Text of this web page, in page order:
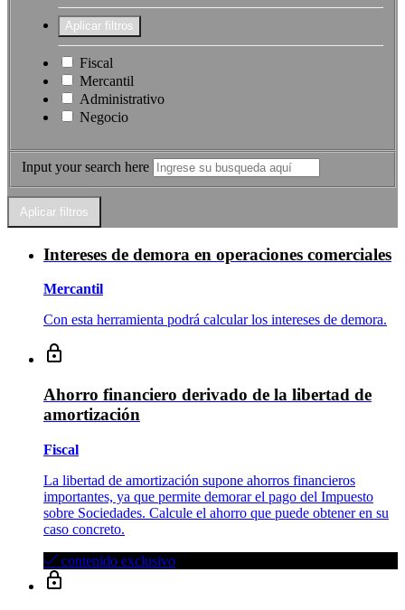
Fiscal
Mercantil
Administrativo
Negocio
Input your search here
Intereses de demora en operaciones comerciales
Mercantil
Con esta herramienta podrá calcular los intereses de demora.
Ahorro financiero derivado de la libertad de
amortización
Fiscal
La libertad de amortización supone ahorros financieros
importantes, ya que permite demorar el pago del Impuesto
sobre Sociedades. Calcule el ahorro que puede obtener en su
caso concreto.
contenido exclusivo